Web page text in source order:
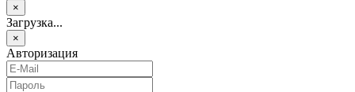
×
Загрузка...
×
Авторизация